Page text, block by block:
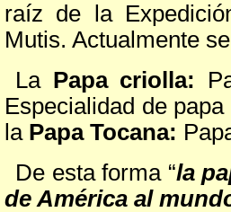
raíz de la
Mutis. Actualmente
La Papa criolla:
Especialidad de
la Papa Tocana:
De esta forma “la
de América al